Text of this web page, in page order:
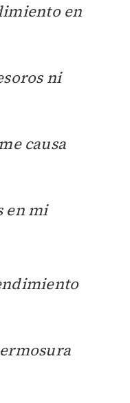
en
ni
causa
mi